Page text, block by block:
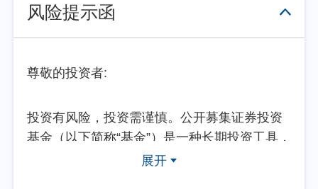
风险提示函
尊敬的投资者:
投资有风险，投资需谨慎。公开募集证券投资
基金（以下简称“基金”）是一种长期投资工具，
其主要功能是分散投资，降低投资单一证券所
展开